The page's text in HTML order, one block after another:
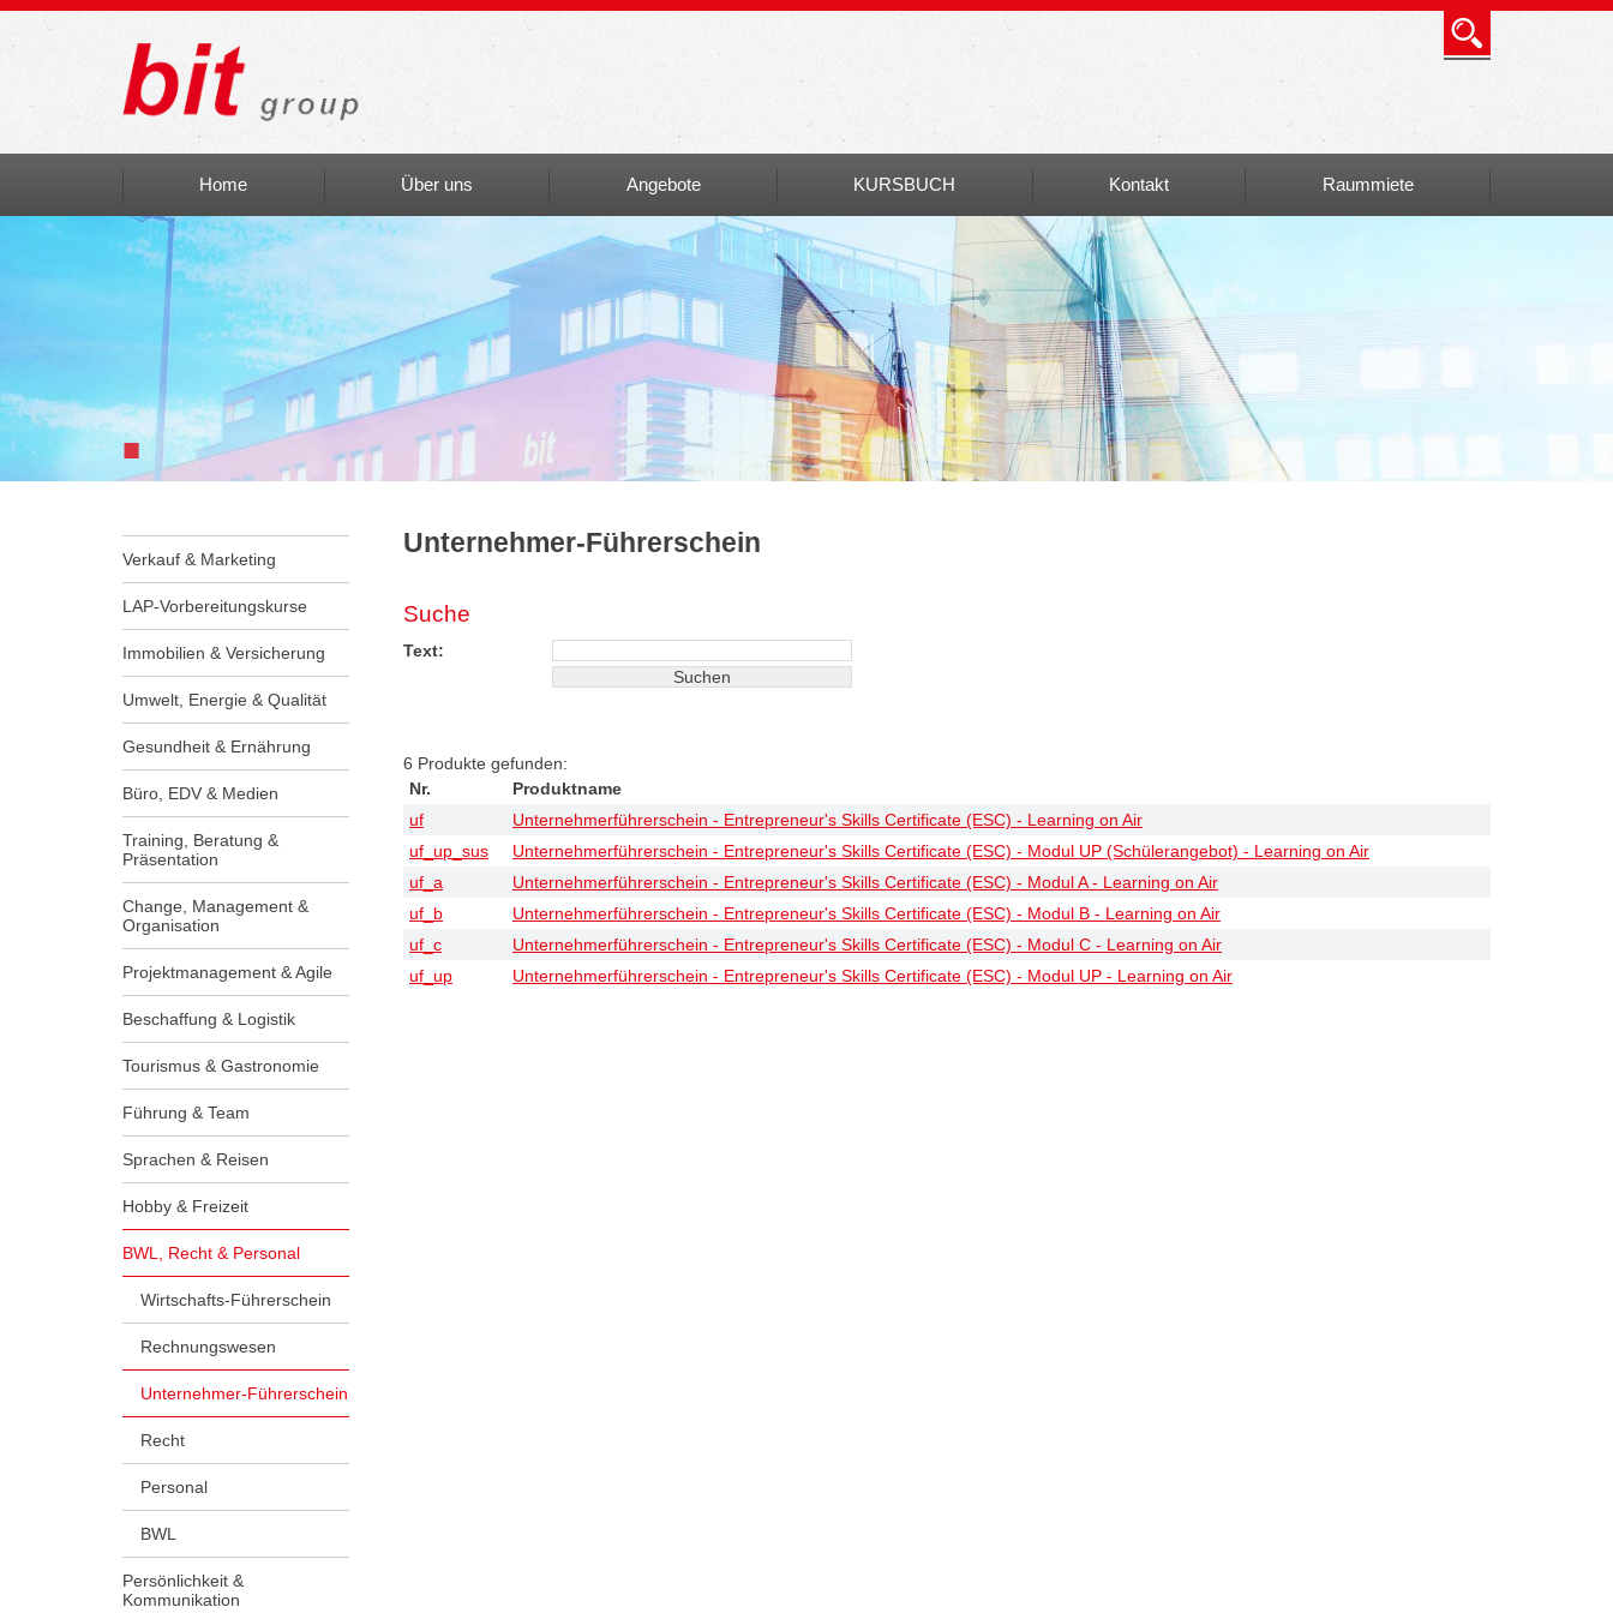
Home Über uns
bit Art
Einblicke
Angebote KURSBUCH Kontakt
Info
Raummiete
■
Verkauf & Marketing
LAP-Vorbereitungskurse
Immobilien & Versicherung
Umwelt, Energie & Qualität
Gesundheit & Ernährung
Büro, EDV & Medien
Training, Beratung &
Präsentation
Change, Management &
Organisation
Projektmanagement & Agile
Beschaffung & Logistik
Tourismus & Gastronomie
Führung & Team
Sprachen & Reisen
Hobby & Freizeit
BWL, Recht & Personal
Wirtschafts-Führerschein
Rechnungswesen
Unternehmer-Führerschein
Recht
Personal
BWL
Persönlichkeit &
Kommunikation
Unternehmer-Führerschein
Suche
Text:
6 Produkte gefunden:
Nr.
Produktname
uf
Unternehmerführerschein - Entrepreneur's Skills Certificate (ESC) - Learning on Air
uf_up_sus
Unternehmerführerschein - Entrepreneur's Skills Certificate (ESC) - Modul UP (Schülerangebot) - Learning on Air
uf_a
Unternehmerführerschein - Entrepreneur's Skills Certificate (ESC) - Modul A - Learning on Air
uf_b
Unternehmerführerschein - Entrepreneur's Skills Certificate (ESC) - Modul B - Learning on Air
uf_c
Unternehmerführerschein - Entrepreneur's Skills Certificate (ESC) - Modul C - Learning on Air
uf_up
Unternehmerführerschein - Entrepreneur's Skills Certificate (ESC) - Modul UP - Learning on Air